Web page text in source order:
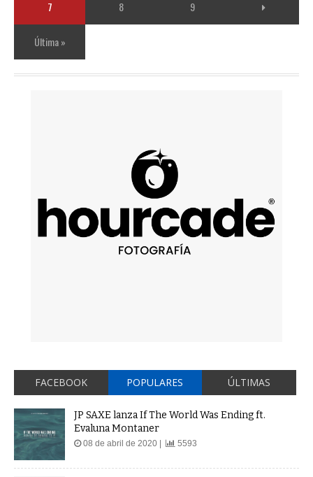
7 8 9
Última »
FACEBOOK POPULARES ÚLTIMAS
JP SAXE lanza If The World Was Ending ft.
Evaluna Montaner
08 de abril de 2020 | 5593